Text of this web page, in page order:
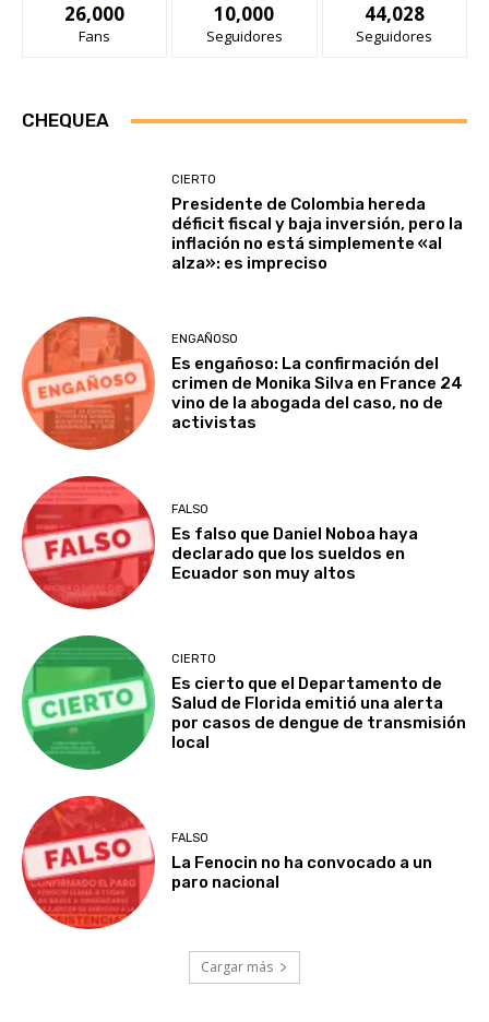
26,000
Fans
10,000
Seguidores
44,028
Seguidores
CHEQUEA
CIERTO
Presidente de Colombia hereda
déficit fiscal y baja inversión, pero la
inflación no está simplemente «al
alza»: es impreciso
ENGAÑOSO
Es engañoso: La confirmación del
crimen de Monika Silva en France 24
vino de la abogada del caso, no de
activistas
FALSO
Es falso que Daniel Noboa haya
declarado que los sueldos en
Ecuador son muy altos
CIERTO
Es cierto que el Departamento de
Salud de Florida emitió una alerta
por casos de dengue de transmisión
local
FALSO
La Fenocin no ha convocado a un
paro nacional
Cargar más